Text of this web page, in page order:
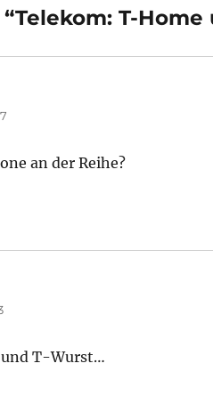
T-
an der Reihe?
T-Wurst…